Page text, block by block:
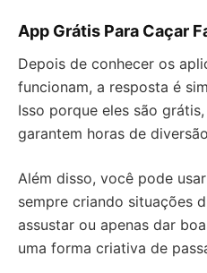
App Grátis Para Caçar
Depois de conhecer os
funcionam, a resposta é
Isso porque eles são
garantem horas de
Além disso, você pode
sempre criando situações
assustar ou apenas dar
uma forma criativa de